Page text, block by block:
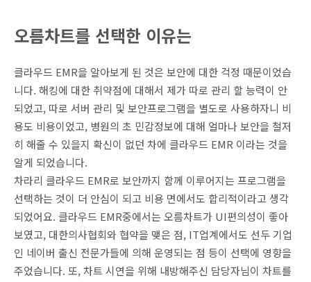
오름차트를 선택한 이유는
클라우드 EMR을 알아보게 된 것은 보안에 대한 걱정 때문이었습
니다. 해킹에 대한 취약점에 대해서 제가 따로 관리 할 능력이 안
되었고, 따로 서버 관리 및 보안프로그램을 별도로 사용하자니 비
용도 비용이었고, 병원의 초 민감정보에 대해 얼마나 보안을 철저
히 해줄 수 있을지 확신이 없던 차에 클라우드 EMR 이라는 것을
알게 되었습니다.
차라리 클라우드 EMR로 보안까지 함께 이루어지는 프로그램을
선택하는 것이 더 안심이 되고 비용 면에서도 합리적이라고 생각
되었어요. 클라우드 EMR중에서는 오름차트가 UI편의성이 좋아
보였고, 대한의사협회와 협약을 맺은 점, IT업계에서도 선두 기업
인 네이버 출신 전문가들에 의해 운영되는 점 등이 선택에 영향을
주었습니다. 또, 차트 시연을 위해 내방해주신 담당자님이 차트를